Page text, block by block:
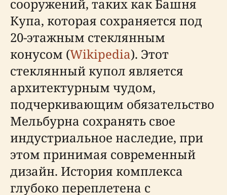
сооружений, таких как Башня
Купа, которая сохраняется под
20-этажным стеклянным
конусом (Wikipedia). Этот
стеклянный купол является
архитектурным чудом,
подчеркивающим обязательство
Мельбурна сохранять свое
индустриальное наследие, при
этом принимая современный
дизайн. История комплекса
глубоко переплетена с